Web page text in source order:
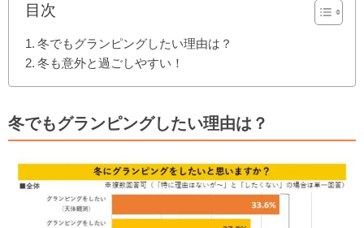
目次
冬でもグランピングしたい理由は？
冬も意外と過ごしやすい！
冬でもグランピングしたい理由は？